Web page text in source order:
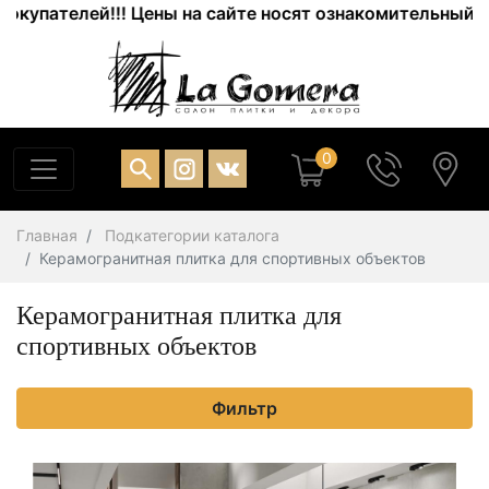
Цены на сайте носят ознакомительный
0
Главная
Подкатегории каталога
Керамогранитная плитка для спортивных объектов
Керамогранитная плитка для
спортивных объектов
Фильтр